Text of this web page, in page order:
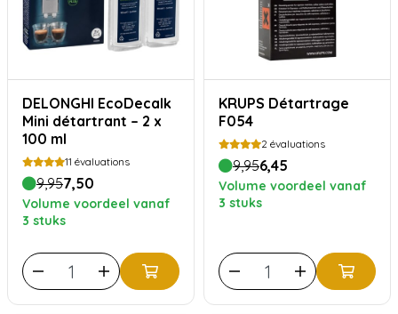
DELONGHI EcoDecalk
Mini détartrant – 2 x
100 ml
11 évaluations
9,957,50
Volume voordeel vanaf
3 stuks
KRUPS Détartrage
F054
2 évaluations
9,956,45
Volume voordeel vanaf
3 stuks